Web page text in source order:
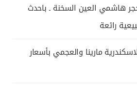
هاشمي العين السخنة ـ باحدث
رائعة
مارينا والعجمي بأسعار